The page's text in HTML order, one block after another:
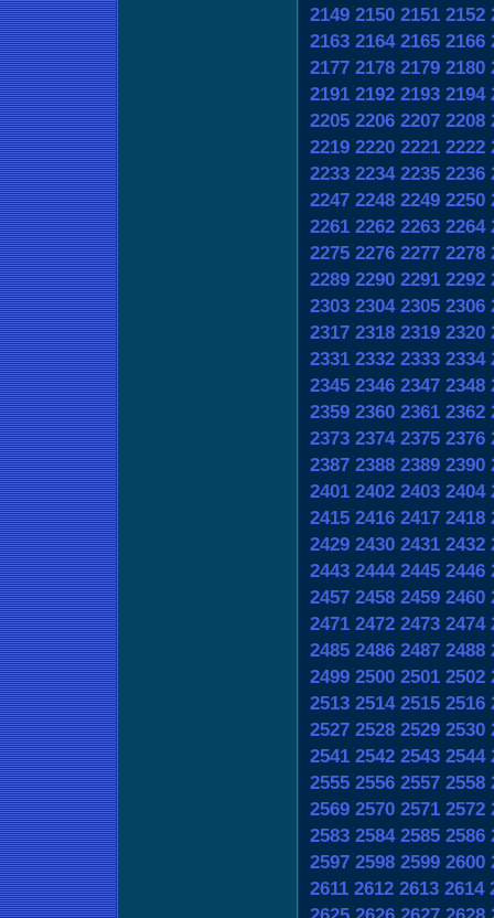
2149 2150 2151 2152
2163 2164 2165 2166
2177 2178 2179 2180
2191 2192 2193 2194
2205 2206 2207 2208
2219 2220 2221 2222
2233 2234 2235 2236
2247 2248 2249 2250
2261 2262 2263 2264
2275 2276 2277 2278
2289 2290 2291 2292
2303 2304 2305 2306
2317 2318 2319 2320
2331 2332 2333 2334
2345 2346 2347 2348
2359 2360 2361 2362
2373 2374 2375 2376
2387 2388 2389 2390
2401 2402 2403 2404
2415 2416 2417 2418
2429 2430 2431 2432
2443 2444 2445 2446
2457 2458 2459 2460
2471 2472 2473 2474
2485 2486 2487 2488
2499 2500 2501 2502
2513 2514 2515 2516
2527 2528 2529 2530
2541 2542 2543 2544
2555 2556 2557 2558
2569 2570 2571 2572
2583 2584 2585 2586
2597 2598 2599 2600
2611 2612 2613 2614